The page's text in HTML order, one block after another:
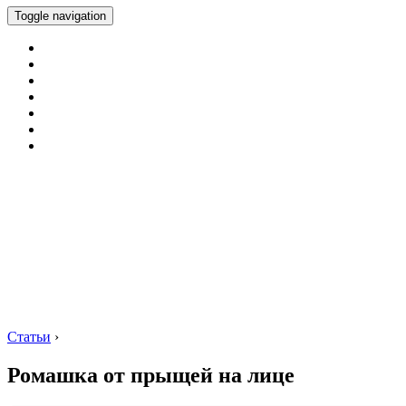
Toggle navigation
Статьи ›
Ромашка от прыщей на лице